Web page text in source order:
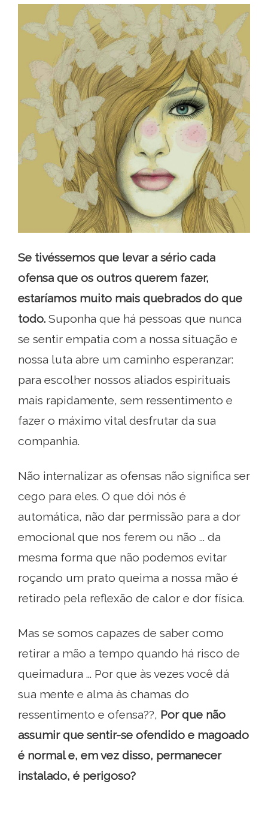
Se tivéssemos que levar a sério cada
ofensa que os outros querem fazer,
estaríamos muito mais quebrados do que
todo. Suponha que há pessoas que nunca
se sentir empatia com a nossa situação e
nossa luta abre um caminho esperanzar:
para escolher nossos aliados espirituais
mais rapidamente, sem ressentimento e
fazer o máximo vital desfrutar da sua
companhia.
Não internalizar as ofensas não significa ser
cego para eles. O que dói nós é
automática, não dar permissão para a dor
emocional que nos ferem ou não ... da
mesma forma que não podemos evitar
roçando um prato queima a nossa mão é
retirado pela reflexão de calor e dor física.
Mas se somos capazes de saber como
retirar a mão a tempo quando há risco de
queimadura ... Por que às vezes você dá
sua mente e alma às chamas do
ressentimento e ofensa??, Por que não
assumir que sentir-se ofendido e magoado
é normal e, em vez disso, permanecer
instalado, é perigoso?